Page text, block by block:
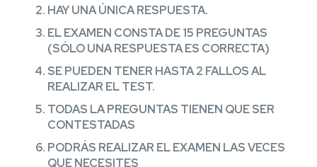
HAY UNA ÚNICA RESPUESTA.
EL EXAMEN CONSTA DE 15 PREGUNTAS
(SÓLO UNA RESPUESTA ES CORRECTA)
SE PUEDEN TENER HASTA 2 FALLOS AL
REALIZAR EL TEST.
TODAS LA PREGUNTAS TIENEN QUE SER
CONTESTADAS
PODRÁS REALIZAR EL EXAMEN LAS VECES
QUE NECESITES